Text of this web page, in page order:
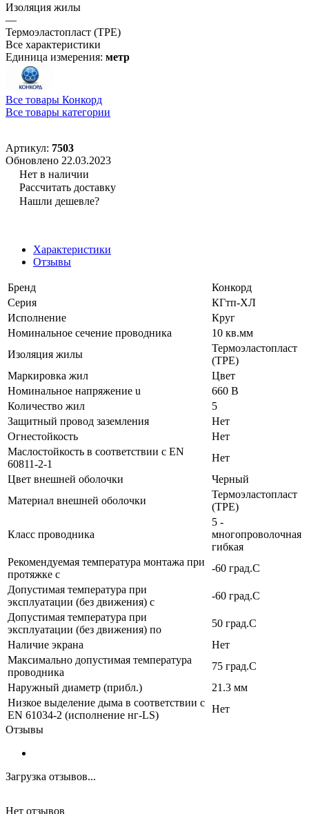
Изоляция жилы
—
Термоэластопласт (TPE)
Все характеристики
Единица измерения: метр
Все товары Конкорд
Все товары категории
Артикул: 7503
Обновлено 22.03.2023
Нет в наличии
Рассчитать доставку
Нашли дешевле?
Характеристики
Отзывы
Бренд
Конкорд
Серия
КГтп-ХЛ
Исполнение
Круг
Номинальное сечение проводника
10 кв.мм
Изоляция жилы
Термоэластопласт
(TPE)
Маркировка жил
Цвет
Номинальное напряжение u
660 В
Количество жил
5
Защитный провод заземления
Нет
Огнестойкость
Нет
Маслостойкость в соответствии с EN
60811-2-1
Нет
Цвет внешней оболочки
Черный
Материал внешней оболочки
Термоэластопласт
(TPE)
Класс проводника
5 -
многопроволочная
гибкая
Рекомендуемая температура монтажа при
протяжке с
-60 град.C
Допустимая температура при
эксплуатации (без движения) с
-60 град.C
Допустимая температура при
эксплуатации (без движения) по
50 град.C
Наличие экрана
Нет
Максимально допустимая температура
проводника
75 град.C
Наружный диаметр (прибл.)
21.3 мм
Низкое выделение дыма в соответствии с
EN 61034-2 (исполнение нг-LS)
Нет
Отзывы
Загрузка отзывов...
Нет отзывов